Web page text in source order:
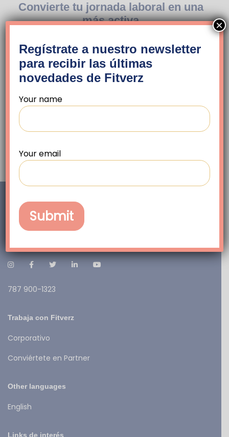
Convierte tu jornada laboral en una
más activa
En muchas ocasiones nos mencionan la
importancia de hacer ejercicio a diario y los
beneficios de esto. Los ejercicios y estiramientos
mantienen nuestro cuerpo despierto…
FITVERZ – The Fitness Universe
787 900-1323
Trabaja con Fitverz
Corporativo
Conviértete en Partner
Other languages
English
Links de interés
Regístrate a nuestro newsletter
para recibir las últimas
novedades de Fitverz
Your name
Your email
×